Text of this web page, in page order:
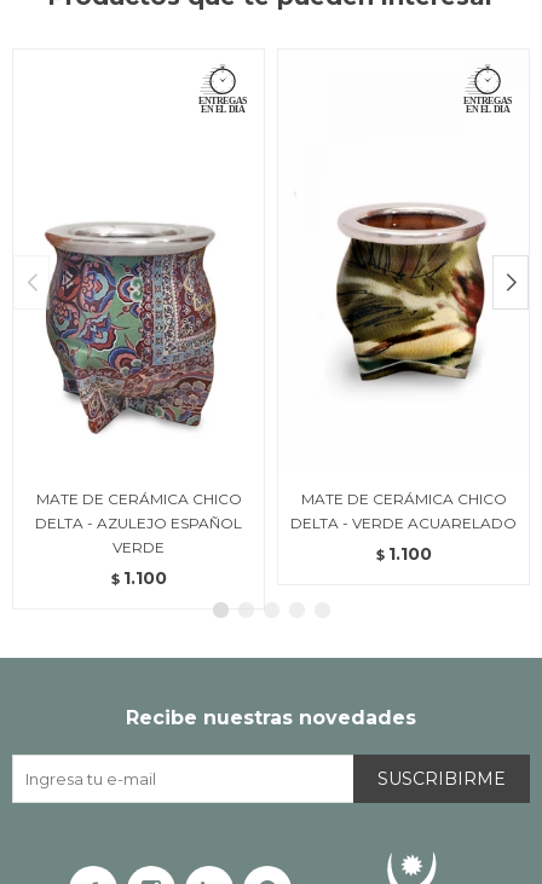
MATE DE CERÁMICA CHICO
DELTA - AZULEJO ESPAÑOL
VERDE
$ 1.100
MATE DE CERÁMICA CHICO
DELTA - VERDE ACUARELADO
$ 1.100
Recibe nuestras novedades
SUSCRIBIRME